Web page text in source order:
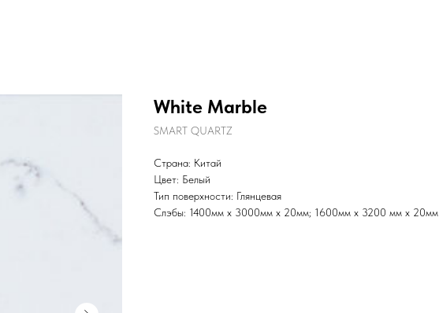
White Marble
SMART QUARTZ
Страна: Китай
Цвет: Белый
Тип поверхности: Глянцевая
Слэбы: 1400мм x 3000мм x 20мм; 1600мм x 3200 мм x 20мм